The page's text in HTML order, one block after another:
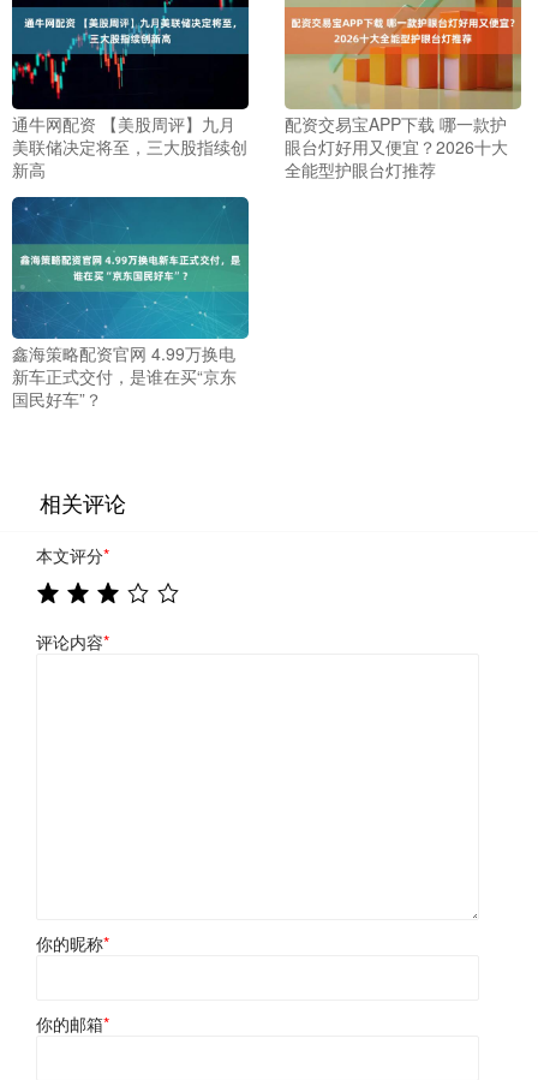
通牛网配资 【美股周评】九月
美联储决定将至，三大股指续创
新高
配资交易宝APP下载 哪一款护
眼台灯好用又便宜？2026十大
全能型护眼台灯推荐
鑫海策略配资官网 4.99万换电
新车正式交付，是谁在买“京东
国民好车”？
相关评论
本文评分*
评论内容*
你的昵称*
你的邮箱*